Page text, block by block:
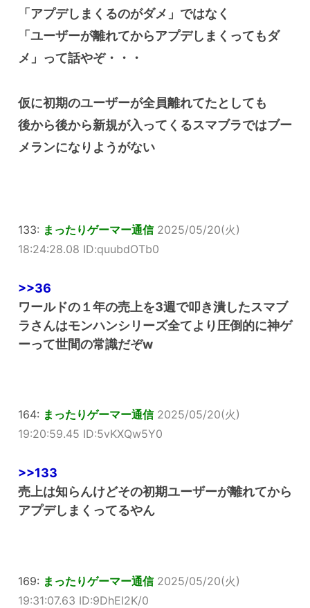
「アプデしまくるのがダメ」ではなく
「ユーザーが離れてからアプデしまくってもダ
メ」って話やぞ・・・
仮に初期のユーザーが全員離れてたとしても
後から後から新規が入ってくるスマブラではブー
メランになりようがない
133: まったりゲーマー通信 2025/05/20(火)
18:24:28.08 ID:quubdOTb0
>>36
ワールドの１年の売上を3週で叩き潰したスマブ
ラさんはモンハンシリーズ全てより圧倒的に神ゲ
ーって世間の常識だぞw
164: まったりゲーマー通信 2025/05/20(火)
19:20:59.45 ID:5vKXQw5Y0
>>133
売上は知らんけどその初期ユーザーが離れてから
アプデしまくってるやん
169: まったりゲーマー通信 2025/05/20(火)
19:31:07.63 ID:9DhEI2K/0